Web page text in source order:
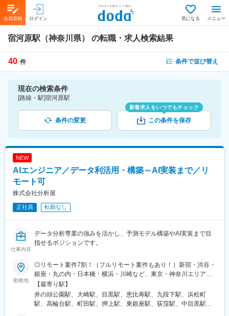
会員登録 ログイン 気になる メニュー
宿河原駅（神奈川県） の転職・求人検索結果
40 件 条件で並び替え
現在の検索条件
[路線・駅]宿河原駅
条件の変更
新着求人をいつでもチェック
この条件を保存
NEW
AIエンジニア／データ利活用・構築～AI実装まで／リ
モート可
株式会社分析屋
正社員 転勤なし
仕事内容
データ分析専業の強みを活かし、予測モデル構築やAI実装まで目
指せるポジションです。
勤務地
◎リモート案件7割！（フルリモート案件もあり！）新宿・渋谷・
銀座・丸の内・日本橋・横浜・川崎など、東京・神奈川エリアを
中心としたクライアント企業での勤務となります。※フルリモート
の確約は出来かるため、 東京･神奈川へ柔軟に出勤できる方を対
象としています。※転居を伴う転勤なし※業務連絡は基本的にオン
【最寄り駅】
井の頭公園駅、大崎駅、目黒駅、恵比寿駅、九段下駅、浜松町
駅、高輪台駅、町田駅、押上駅、東銀座駅、荻窪駅、中目黒駅、